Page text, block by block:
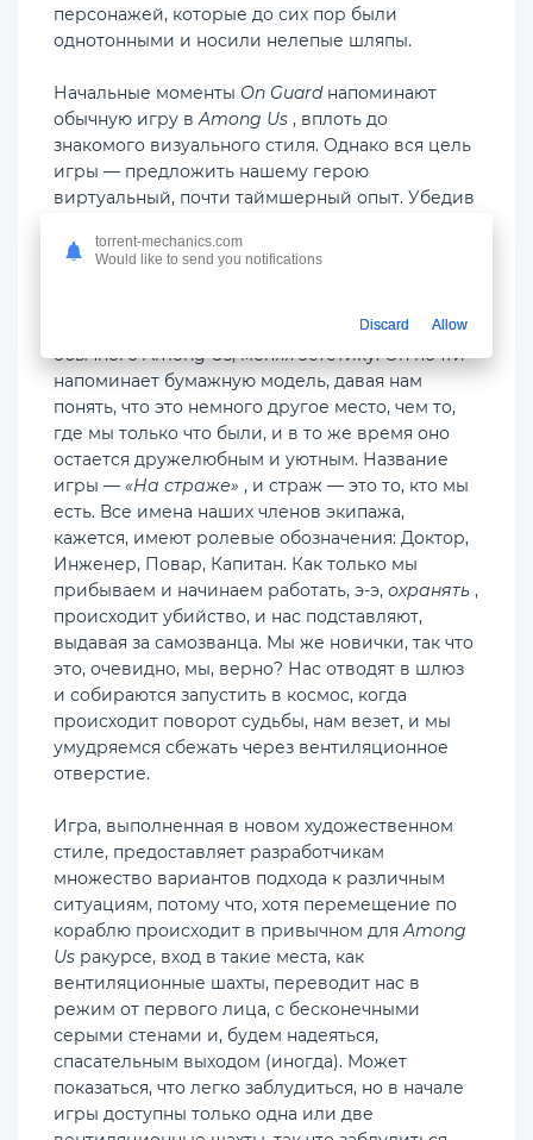
персонажей, которые до сих пор были
однотонными и носили нелепые шляпы.
Начальные моменты On Guardнапоминают
обычную игру в Among Us , вплоть до
знакомого визуального стиля. Однако вся цель
игры — предложить нашему герою
виртуальный, почти таймшерный опыт. Убедив
оказываемся на космическом корабле, и тут
Игра отличает этот виртуальный мир от
обычного Among Us, меняя эстетику. Он почти
напоминает бумажную модель, давая нам
понять, что это немного другое место, чем то,
где мы только что были, и в то же время оно
остается дружелюбным и уютным. Название
игры — «На страже» , и страж — это то, кто мы
есть. Все имена наших членов экипажа,
кажется, имеют ролевые обозначения: Доктор,
Инженер, Повар, Капитан. Как только мы
прибываем и начинаем работать, э-э, охранять ,
происходит убийство, и нас подставляют,
выдавая за самозванца. Мы же новички, так что
это, очевидно, мы, верно? Нас отводят в шлюз
и собираются запустить в космос, когда
происходит поворот судьбы, нам везет, и мы
умудряемся сбежать через вентиляционное
отверстие.
Игра, выполненная в новом художественном
стиле, предоставляет разработчикам
множество вариантов подхода к различным
ситуациям, потому что, хотя перемещение по
кораблю происходит в привычном для Among
Us ракурсе, вход в такие места, как
вентиляционные шахты, переводит нас в
режим от первого лица, с бесконечными
серыми стенами и, будем надеяться,
спасательным выходом (иногда). Может
показаться, что легко заблудиться, но в начале
игры доступны только одна или две
torrent-mechanics.com
Would like to send you notifications
Discard Allow